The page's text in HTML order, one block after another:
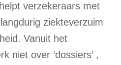
verzekeraars met
ziekteverzuim
Vanuit het
niet over ‘dossiers’ ,